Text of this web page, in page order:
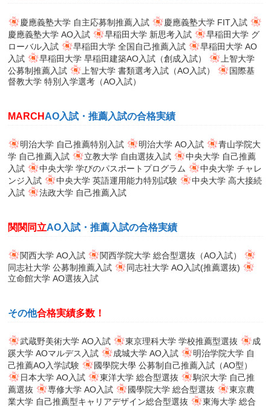
慶應義塾大学 自主応募制推薦入試
慶應義塾大学 FIT入試
慶應義塾大学 AO入試
早稲田大学 新思考入試
早稲田大学 グ
ローバル入試
早稲田大学 全国自己推薦入試
早稲田大学 AO
入試
早稲田大学 早稲田建築AO入試（創成入試）
上智大学
公募制推薦入試
上智大学 書類選考入試（AO入試）
国際基
督教大学 特別入学選考（AO入試）
MARCH AO入試・推薦入試の合格実績
明治大学 自己推薦特別入試 明治大学 AO入試
青山学院大
学 自己推薦入試
立教大学 自由選抜入試
中央大学 自己推薦
入試
中央大学 学びのパスポートプログラム
中央大学 チャレ
ンジ入試
中央大学 英語運用能力特別試験
中央大学 高大接続
入試
法政大学 自己推薦入試
関関同立AO入試・推薦入試の合格実績
関西大学 AO入試
関西学院大学 総合型選抜（AO入試）
同志社大学 公募制推薦入試
同志社大学 AO入試(推薦選抜)
立命館大学 AO選抜入試
その他合格実績多数！
武蔵野美術大学 AO入試 東京理科大学 学校推薦型選抜
成
蹊大学 AOマルデス入試
成城大学 AO入試
明治学院大学 自
己推薦AO入学試験
國學院大學 公募制自己推薦入試（AO型）
日本大学 AO入試
東洋大学 総合型選抜
駒沢大学 自己推
薦選抜
専修大学 AO入試 國學院大学 総合型選抜
東京農
業大学 自己推薦型キャリアデザイン総合型選抜
東海大学 総合